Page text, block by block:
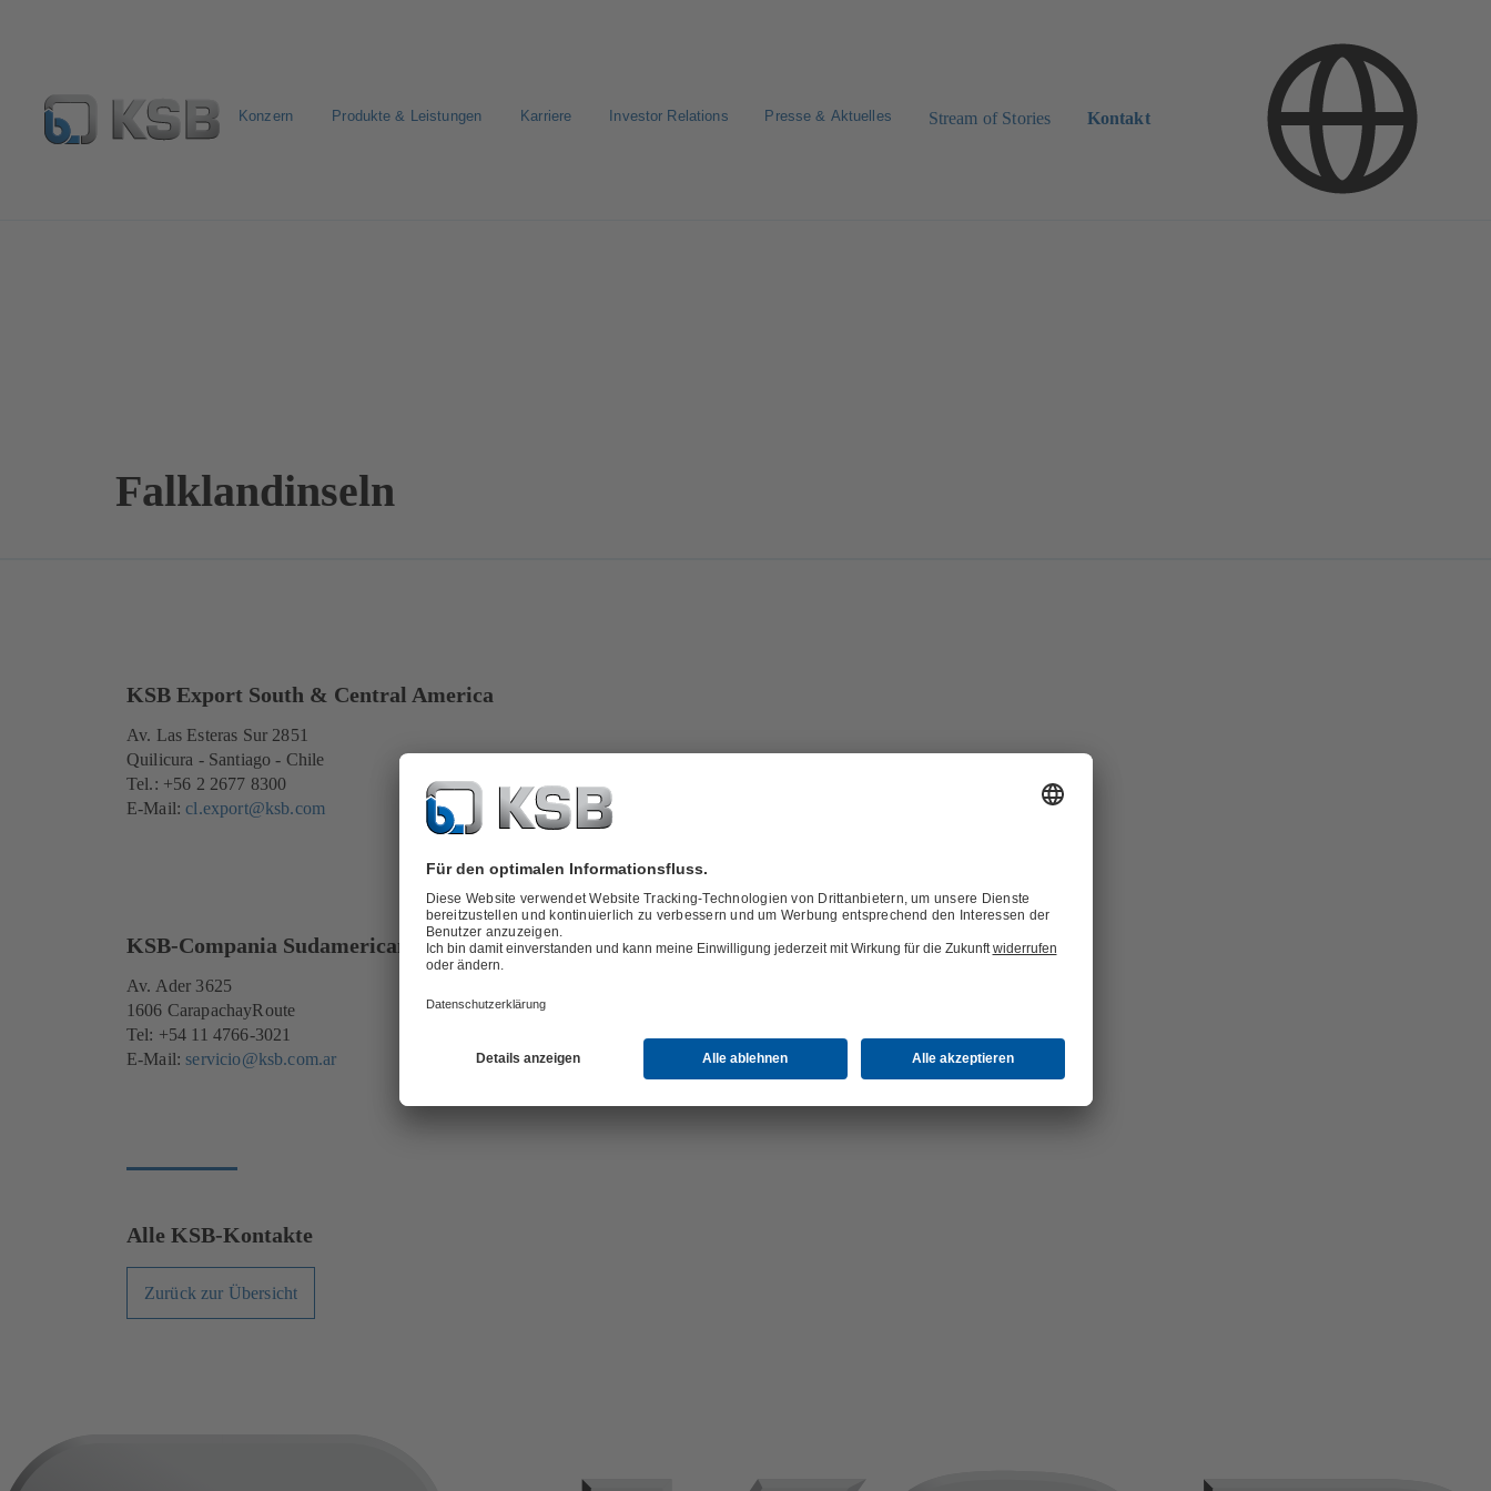
Konzern Produkte & Leistungen Karriere Investor Relations Presse & Aktuelles Stream of Stories Kontakt
Falklandinseln
KSB Export South & Central America
Av. Las Esteras Sur 2851
Quilicura - Santiago - Chile
Tel.: +56 2 2677 8300
E-Mail:cl.export@ksb.com
KSB-Compania Sudamericana
Av. Ader 3625
1606 CarapachayRoute
Tel: +54 11 4766-3021
E-Mail:servicio@ksb.com.ar
Alle KSB-Kontakte
Zurück zur Übersicht